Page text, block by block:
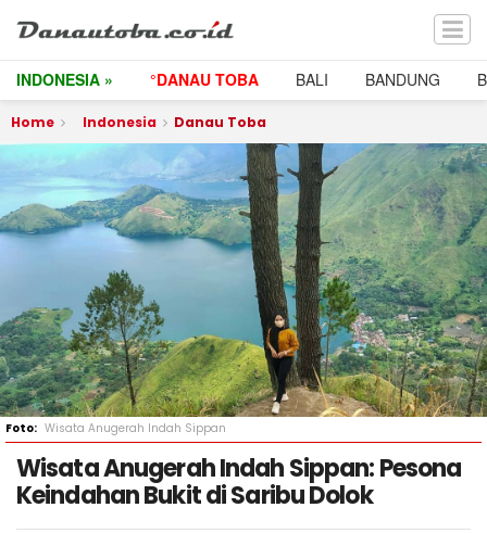
INDONESIA » °DANAU TOBA BALI BANDUNG
Home Indonesia Danau Toba
Wisata Anugerah Indah Sippan
Wisata Anugerah Indah Sippan: Pesona
Keindahan Bukit di Saribu Dolok